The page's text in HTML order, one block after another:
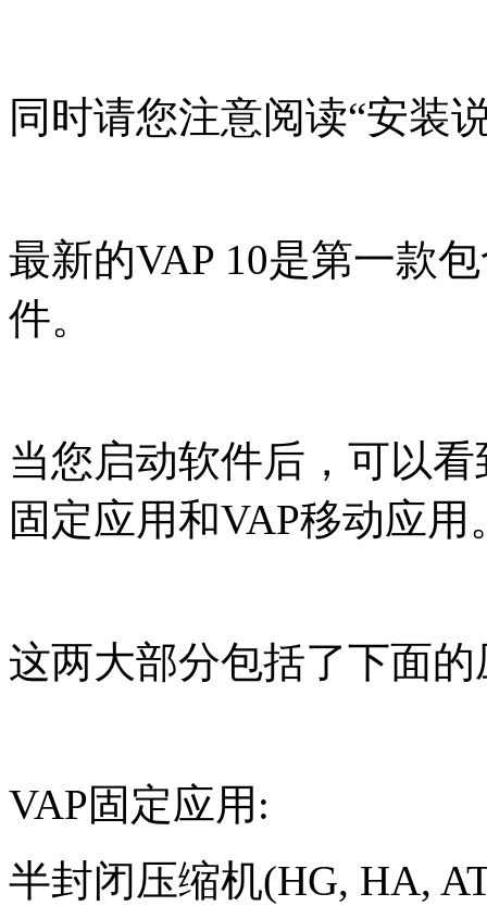
同时请您注意阅读“安装
最新的VAP 10是第一款
件。
当您启动软件后，可以
固定应用和VAP移动应用
这两大部分包括了下面
VAP固定应用:
半封闭压缩机(HG, HA,